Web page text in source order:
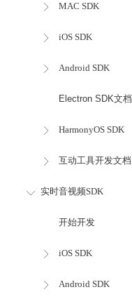
MAC SDK
iOS SDK
Android SDK
Electron SDK文档
HarmonyOS SDK
互动工具开发文档
实时音视频SDK
开始开发
iOS SDK
Android SDK